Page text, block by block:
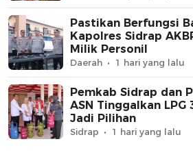
Pastikan Berfungsi
Kapolres Sidrap
Milik Personil
Daerah 1 hari yang lalu
Pemkab Sidrap dan
ASN Tinggalkan LPG
Jadi Pilihan
Sidrap 1 hari yang lalu